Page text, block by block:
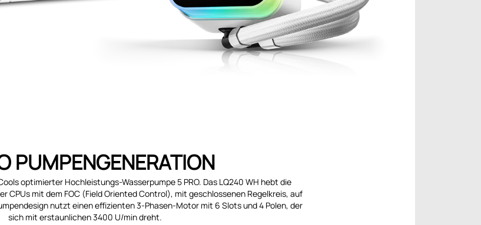
PUMPENGENERATION
optimierter Hochleistungs-Wasserpumpe 5 PRO. Das LQ240 WH hebt die
CPUs mit dem FOC (Field Oriented Control), mit geschlossenen Regelkreis, auf
nutzt einen effizienten 3-Phasen-Motor mit 6 Slots und 4 Polen, der
sich mit erstaunlichen 3400 U/min dreht.